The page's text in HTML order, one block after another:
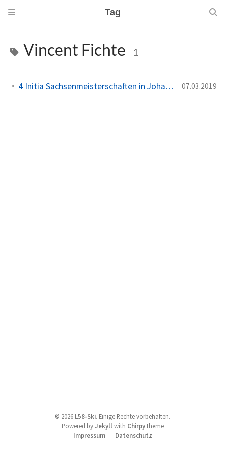
Tag
Vincent Fichte 1
4 Initia Sachsenmeisterschaften in Johanngeorgenstadt 07.03.2019
© 2026 L58-Ski. Einige Rechte vorbehalten.
Powered byJekyll with Chirpytheme
Impressum
Datenschutz